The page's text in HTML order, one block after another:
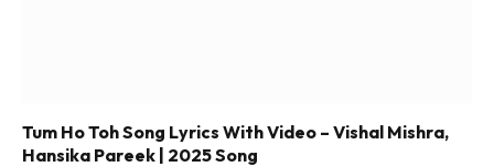
Tum Ho Toh Song Lyrics With Video – Vishal Mishra,
Hansika Pareek | 2025 Song